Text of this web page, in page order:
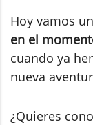
Hoy vamos
en el
cuando ya
nueva
¿Quieres